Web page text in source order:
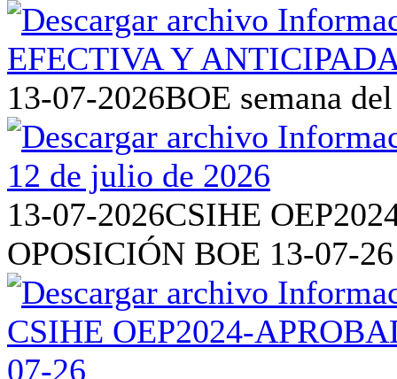
13-07-2026BOE semana
13-07-2026CSIHE
OPOSICIÓN BOE 13-07-26